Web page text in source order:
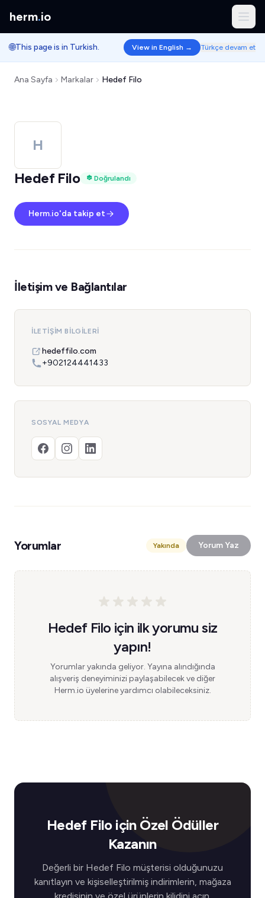
herm.io
🌐This page is in Turkish. View in English → Türkçe devam et
Ana Sayfa Markalar Hedef Filo
H
Hedef Filo
Doğrulandı
Herm.io'da takip et
İletişim ve Bağlantılar
İLETIŞIM BILGILERI
hedeffilo.com
+902124441433
SOSYAL MEDYA
Yorumlar Yakında Yorum Yaz
Hedef Filo için ilk yorumu siz
yapın!
Yorumlar yakında geliyor. Yayına alındığında
alışveriş deneyiminizi paylaşabilecek ve diğer
Herm.io üyelerine yardımcı olabileceksiniz.
Hedef Filo için Özel Ödüller
Kazanın
Değerli bir Hedef Filo müşterisi olduğunuzu
kanıtlayın ve kişiselleştirilmiş indirimlerin, mağaza